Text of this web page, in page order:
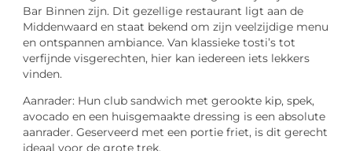
Bar Binnen zijn. Dit gezellige restaurant ligt aan de
Middenwaard en staat bekend om zijn veelzijdige menu
en ontspannen ambiance. Van klassieke tosti’s tot
verfijnde visgerechten, hier kan iedereen iets lekkers
vinden.
Aanrader: Hun club sandwich met gerookte kip, spek,
avocado en een huisgemaakte dressing is een absolute
aanrader. Geserveerd met een portie friet, is dit gerecht
ideaal voor de grote trek.